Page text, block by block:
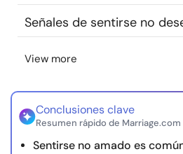
Idioma
nosotros
© Copyright 2026. Todos los
Señales de sentirse no
View more
Conclusiones clave
Resumen rápido de
Sentirse no amado es